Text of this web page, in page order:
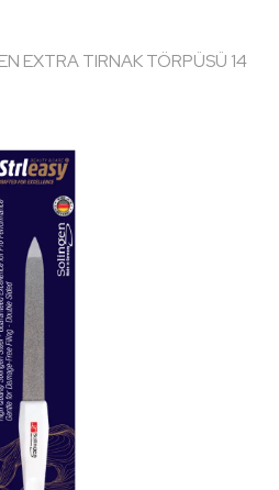
EXTRA TIRNAK TÖRPÜSÜ 14